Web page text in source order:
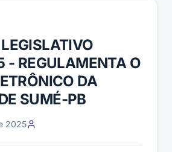
- REGULAMENTA O
DA
SUMÉ-PB
2025